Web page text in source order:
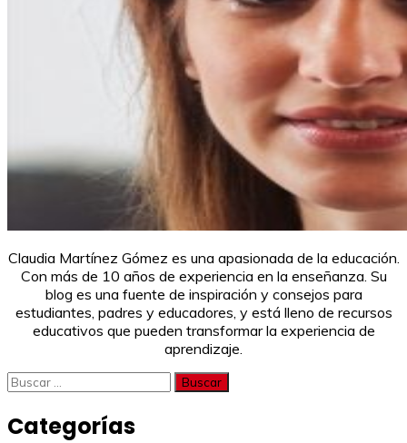
Claudia Martínez Gómez es una apasionada de la educación.
Con más de 10 años de experiencia en la enseñanza. Su
blog es una fuente de inspiración y consejos para
estudiantes, padres y educadores, y está lleno de recursos
educativos que pueden transformar la experiencia de
aprendizaje.
Buscar:
Categorías